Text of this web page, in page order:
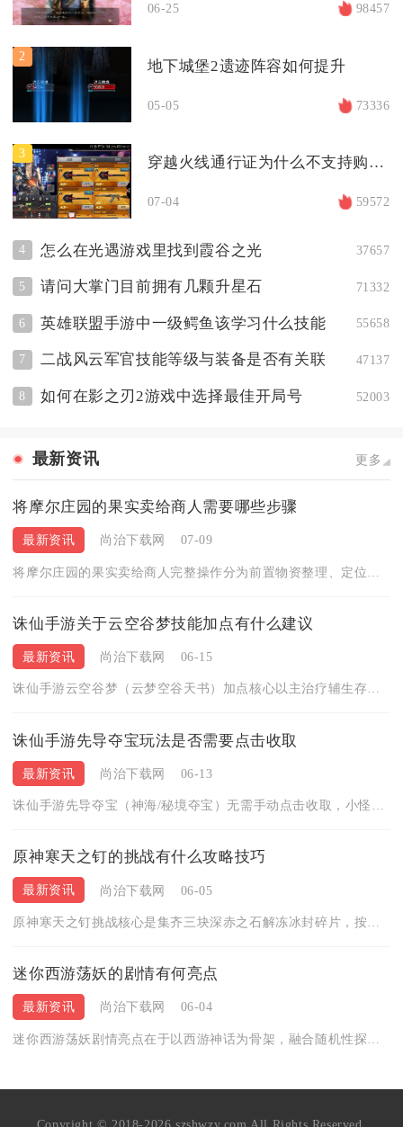
06-25 98457
2
地下城堡2遗迹阵容如何提升
05-05 73336
3
穿越火线通行证为什么不支持购买等级
07-04 59572
4 怎么在光遇游戏里找到霞谷之光 37657
5 请问大掌门目前拥有几颗升星石 71332
6 英雄联盟手游中一级鳄鱼该学习什么技能 55658
7 二战风云军官技能等级与装备是否有关联 47137
8 如何在影之刃2游戏中选择最佳开局号 52003
最新资讯 更多
将摩尔庄园的果实卖给商人需要哪些步骤
最新资讯 尚治下载网 07-09
诛仙手游关于云空谷梦技能加点有什么建议
最新资讯 尚治下载网 06-15
诛仙手游云空谷梦（云梦空谷天书）加点核心以主治疗辅生存为主，...
诛仙手游先导夺宝玩法是否需要点击收取
最新资讯 尚治下载网 06-13
原神寒天之钉的挑战有什么攻略技巧
最新资讯 尚治下载网 06-05
迷你西游荡妖的剧情有何亮点
最新资讯 尚治下载网 06-04